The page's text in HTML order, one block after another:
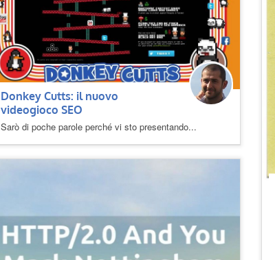
Donkey Cutts: il nuovo
videogioco SEO
Sarò di poche parole perché vi sto presentando...